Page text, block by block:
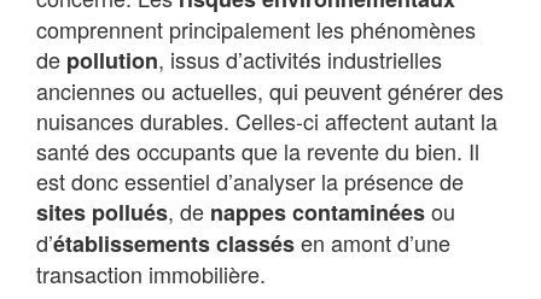
comprennent principalement les phénomènes
de pollution, issus d’activités industrielles
anciennes ou actuelles, qui peuvent générer des
nuisances durables. Celles-ci affectent autant la
santé des occupants que la revente du bien. Il
est donc essentiel d’analyser la présence de
sites pollués, de nappes contaminéesou
d’établissements classésen amont d’une
transaction immobilière.